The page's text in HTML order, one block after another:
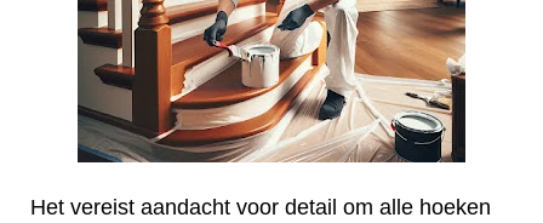
Het vereist aandacht voor detail om alle hoeken